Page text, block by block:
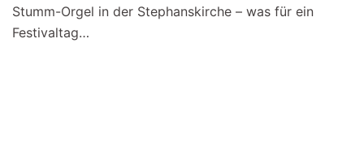
Stumm-Orgel in der Stephanskirche – was für ein
Festivaltag…